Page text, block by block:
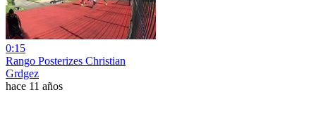
0:15
Rango Posterizes Christian
Grdgez
hace 11 años